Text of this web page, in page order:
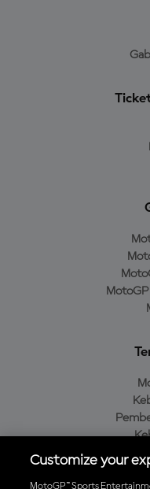
Customize your
MotoGP™ Sports